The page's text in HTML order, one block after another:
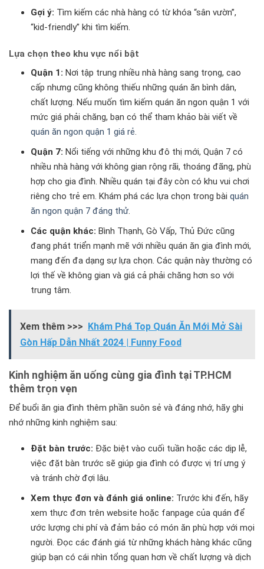
Gợi ý: Tìm kiếm các nhà hàng có từ khóa “sân vườn”,
“kid-friendly” khi tìm kiếm.
Lựa chọn theo khu vực nổi bật
Quận 1: Nơi tập trung nhiều nhà hàng sang trọng, cao
cấp nhưng cũng không thiếu những quán ăn bình dân,
chất lượng. Nếu muốn tìm kiếm quán ăn ngon quận 1 với
mức giá phải chăng, bạn có thể tham khảo bài viết về
quán ăn ngon quận 1 giá rẻ.
Quận 7: Nổi tiếng với những khu đô thị mới, Quận 7 có
nhiều nhà hàng với không gian rộng rãi, thoáng đãng, phù
hợp cho gia đình. Nhiều quán tại đây còn có khu vui chơi
riêng cho trẻ em. Khám phá các lựa chọn trong bàiquán
ăn ngon quận 7 đáng thử.
Các quận khác: Bình Thạnh, Gò Vấp, Thủ Đức cũng
đang phát triển mạnh mẽ với nhiều quán ăn gia đình mới,
mang đến đa dạng sự lựa chọn. Các quận này thường có
lợi thế về không gian và giá cả phải chăng hơn so với
trung tâm.
Xem thêm >>> Khám Phá Top Quán Ăn Mới Mở Sài
Gòn Hấp Dẫn Nhất 2024 | Funny Food
Kinh nghiệm ăn uống cùng gia đình tại TP.HCM
thêm trọn vẹn
Để buổi ăn gia đình thêm phần suôn sẻ và đáng nhớ, hãy ghi
nhớ những kinh nghiệm sau:
Đặt bàn trước: Đặc biệt vào cuối tuần hoặc các dịp lễ,
việc đặt bàn trước sẽ giúp gia đình có được vị trí ưng ý
và tránh chờ đợi lâu.
Xem thực đơn và đánh giá online: Trước khi đến, hãy
xem thực đơn trên website hoặc fanpage của quán để
ước lượng chi phí và đảm bảo có món ăn phù hợp với mọi
người. Đọc các đánh giá từ những khách hàng khác cũng
giúp bạn có cái nhìn tổng quan hơn về chất lượng và dịch